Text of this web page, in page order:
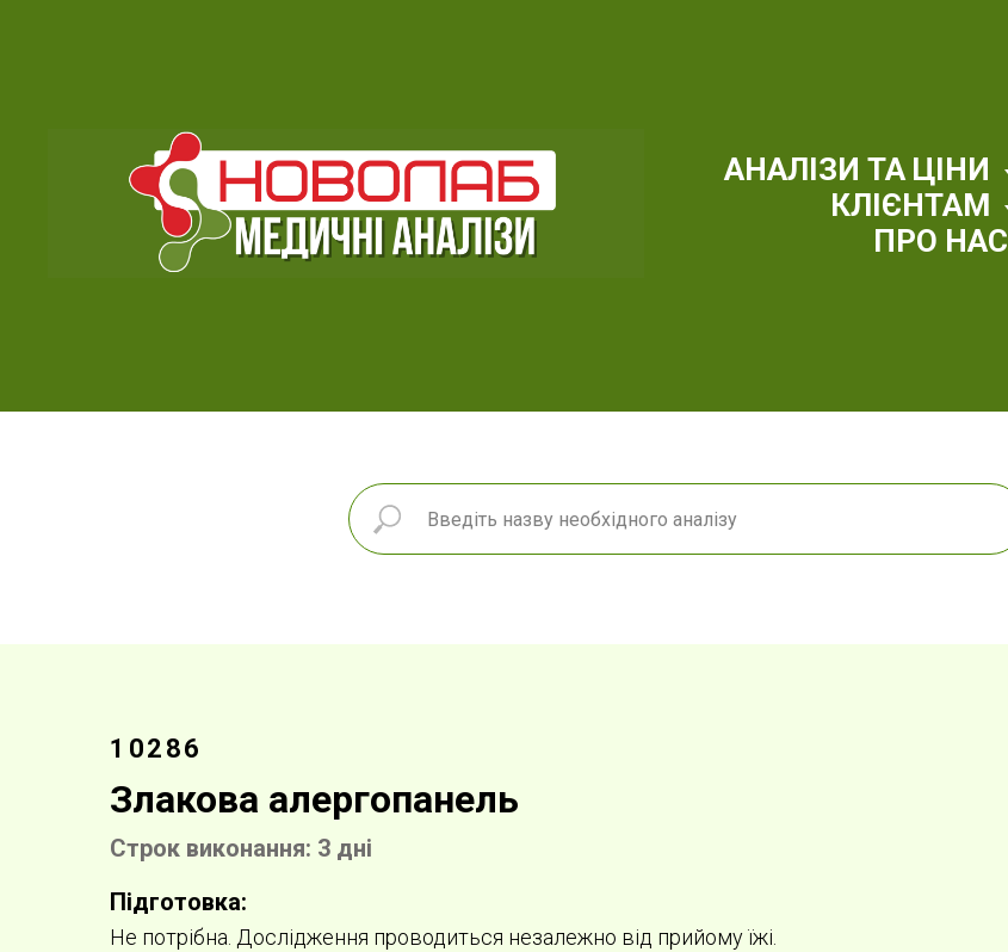
АНАЛІЗИ ТА ЦІНИ
КЛІЄНТАМ
ПРО НАС
10286
Злакова алергопанель
Строк виконання: 3 дні
Підготовка:
Не потрібна. Дослідження проводиться незалежно від прийому їжі.